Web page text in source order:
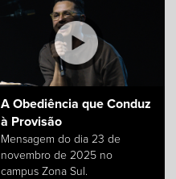
A Obediência que Conduz
à Provisão
Mensagem do dia 23 de
novembro de 2025 no
campus Zona Sul.